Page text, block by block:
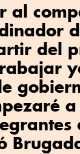
al
del